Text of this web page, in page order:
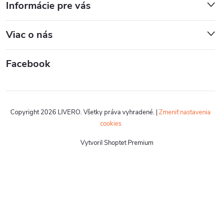
Informácie pre vás
Viac o nás
Facebook
Vytvoril Shoptet Premium
Copyright 2026 LIVERO. Všetky práva vyhradené. |Zmeniť nastavenia
cookies